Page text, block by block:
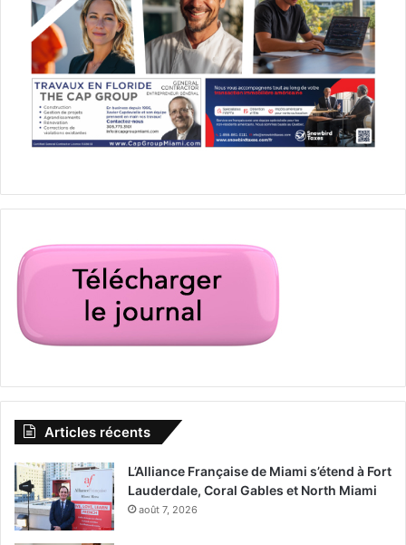
Articles récents
L’Alliance Française de Miami s’étend à Fort
Lauderdale, Coral Gables et North Miami
août 7, 2026